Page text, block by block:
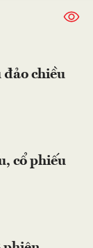
đảo chiều
cổ phiếu